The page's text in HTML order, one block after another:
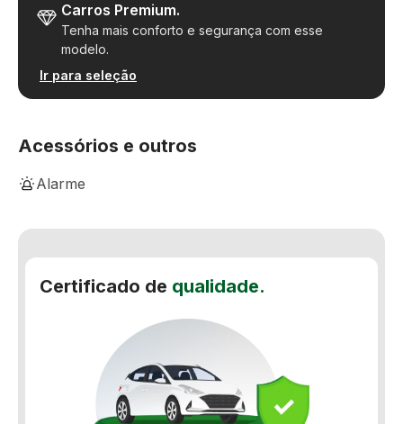
Carros Premium.
Tenha mais conforto e segurança com esse
modelo.
Ir para seleção
Acessórios e outros
Alarme
Bancos de couro
Rádio
Retrovisor fotocrômico
Sensor de estacionamento
Certificado de qualidade.